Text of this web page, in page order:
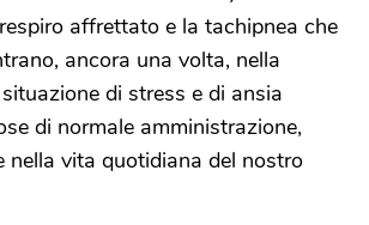
affrettato e la tachipnea che
ancora una volta, nella
di stress e di ansia
di normale amministrazione,
nella vita quotidiana del nostro